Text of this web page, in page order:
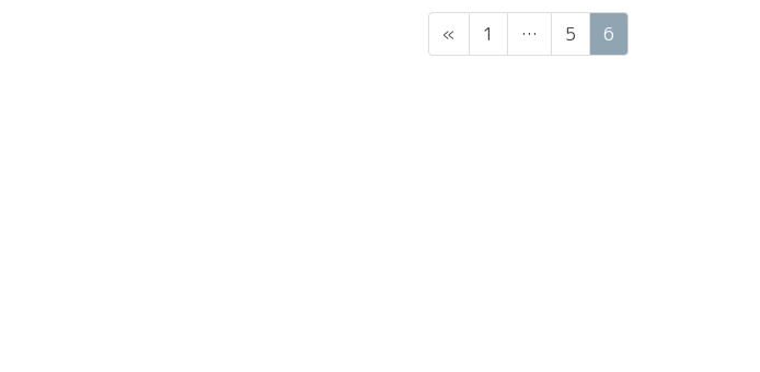
«
ペ
ー
1 …
ペ
ー
5
ペ
ー
6